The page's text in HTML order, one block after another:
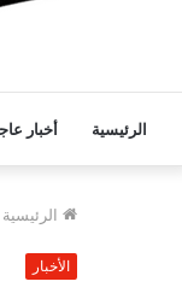
الرئيسية أخبار
الرئيسية
الأخبار